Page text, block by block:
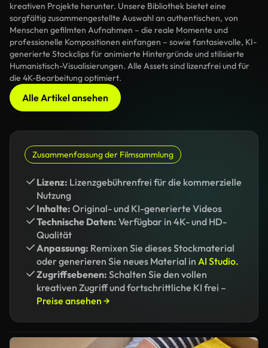
kreativen Projekte herunter. Unsere Bibliothek bietet eine
sorgfältig zusammengestellte Auswahl an authentischen, von
Menschen gefilmten Aufnahmen – die reale Momente und
professionelle Kompositionen einfangen – sowie fantasievolle, KI-
generierte Stockclips für animierte Hintergründe und stilisierte
Humanistisch-Visualisierungen. Alle Assets sind lizenzfrei und für
die 4K-Bearbeitung optimiert.
Alle Artikel ansehen
Zusammenfassung der Filmsammlung
Lizenz: Lizenzgebührenfrei für die kommerzielle
Nutzung
Inhalte: Original- und KI-generierte Videos
Technische Daten: Verfügbar in 4K- und HD-
Qualität
Anpassung: Remixen Sie dieses Stockmaterial
oder generieren Sie neues Material in AI Studio.
Zugriffsebenen: Schalten Sie den vollen
kreativen Zugriff und fortschrittliche KI frei –
Preise ansehen →